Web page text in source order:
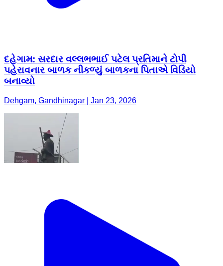
દહેગામ: સરદાર વલ્લભભાઈ પટેલ પ્રતિમાને ટોપી
પહેરાવનાર બાળક નીકળ્યું બાળકના પિતાએ વિડિયો
બનાવ્યો
Dehgam, Gandhinagar | Jan 23, 2026